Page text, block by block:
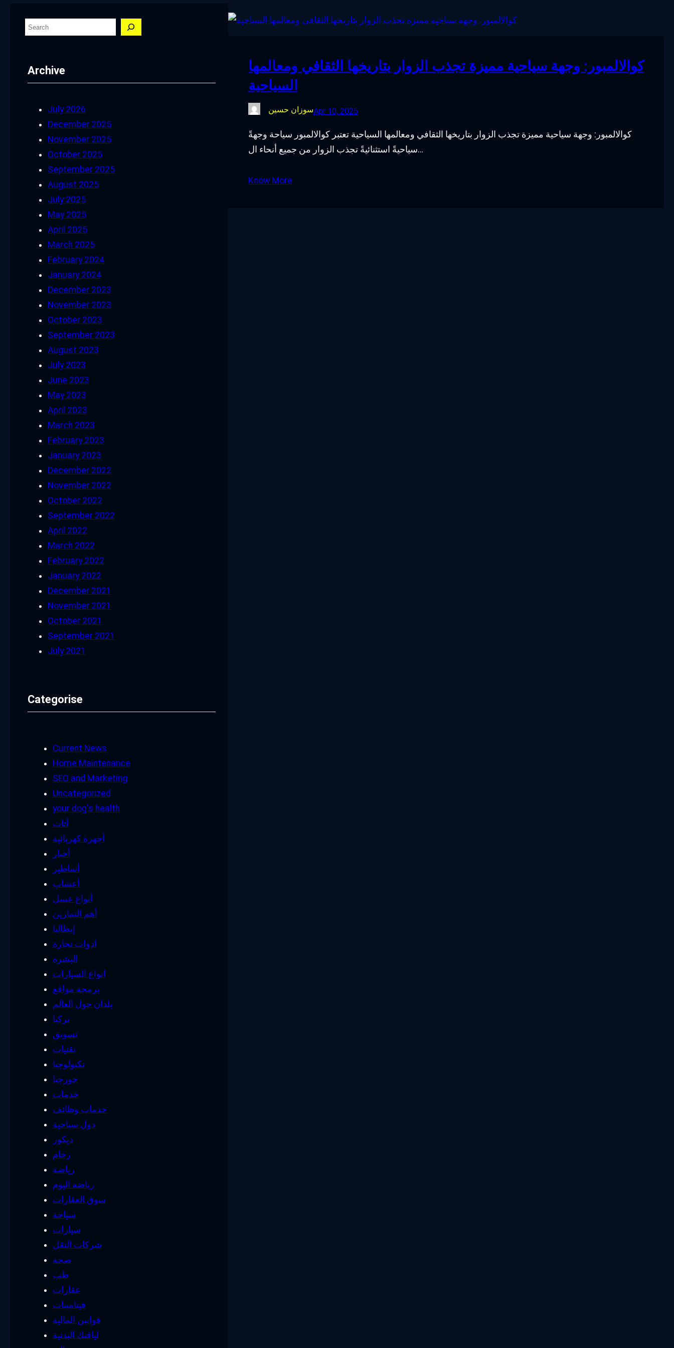
S
r
c
Archive
July 2026
December 2025
November 2025
October 2025
September 2025
August 2025
July 2025
May 2025
April 2025
March 2025
February 2024
January 2024
December 2023
November 2023
October 2023
September 2023
August 2023
July 2023
June 2023
May 2023
April 2023
March 2023
February 2023
January 2023
December 2022
November 2022
October 2022
September 2022
April 2022
March 2022
February 2022
January 2022
December 2021
November 2021
October 2021
September 2021
July 2021
Categorise
Current News
Home Maintenance
SEO and Marketing
Uncategorized
your dog's health
أثاث
أجهزة كهربائية
أخبار
أساطير
أعشاب
أنواع عسل
أهم التمارين
إيطاليا
ادوات نجارة
البشرة
انواع السيارات
برمجة مواقع
بلدان حول العالم
تركيا
تسويق
تقنيات
تكنولوجيا
جورجيا
خدمات
خدمات وظائف
دول سياحية
ديكور
رخام
رياضة
رياضه اليوم
سوق العقارات
سياحة
سيارات
شركات النقل
صحة
طب
عقارات
فيتامينات
قوانين المالية
لياقتك البدنية
كوالالمبور: وجهة سياحية مميزة تجذب الزوار بتاريخها الثقافي ومعالمها
السياحية
سوزان حسينApr 10, 2025
كوالالمبور: وجهة سياحية مميزة تجذب الزوار بتاريخها الثقافي ومعالمها السياحية تعتبر كوالالمبور سياحة وجهةً
سياحيةً استثنائيةً تجذب الزوار من جميع أنحاء ال…
Know More